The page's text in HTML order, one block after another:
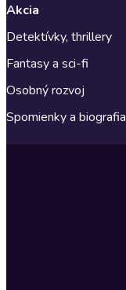
Akcia
Detektívky, thrillery
Fantasy a sci-fi
Osobný rozvoj
Spomienky a biografia